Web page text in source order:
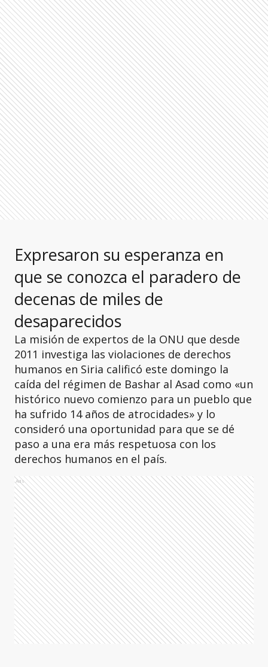
Expresaron su esperanza en
que se conozca el paradero de
decenas de miles de
desaparecidos
La misión de expertos de la ONU que desde
2011 investiga las violaciones de derechos
humanos en Siria calificó este domingo la
caída del régimen de Bashar al Asad como «un
histórico nuevo comienzo para un pueblo que
ha sufrido 14 años de atrocidades» y lo
consideró una oportunidad para que se dé
paso a una era más respetuosa con los
derechos humanos en el país.
Ads